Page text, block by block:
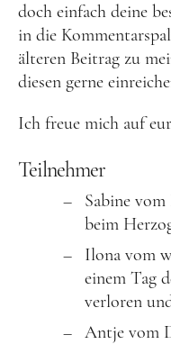
doch einfach deine
in die
älteren Beitrag zu
diesen gerne
Ich freue mich auf
Teilnehmer
Sabine
beim
Ilona vom
einem Tag
verloren
Antje vom